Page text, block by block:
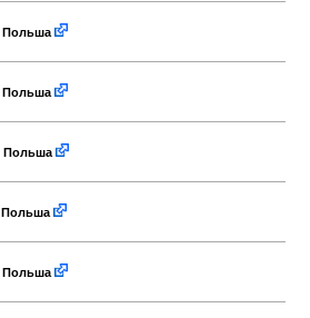
Польша
Польша
Польша
Польша
Польша